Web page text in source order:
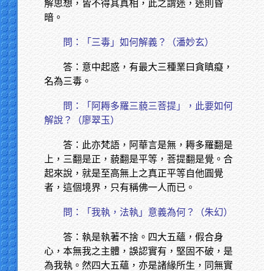
解思想，皆不得其真相，此之謂迷，迷則昏
暗。
問：「三毒」如何解義？（潘妙玄）
答：意中起惑，有最大三種業曰貪瞋癡，
名為三毒。
問：「阿耨多羅三藐三菩提」，此要如何
解說？（廖翠玉）
答：此亦梵語，阿華言是無，耨多羅翻是
上，三翻是正，藐翻是平等，菩提翻是覺。合
起來說，就是至高無上之真正平等自他圓覺
者，這個境界，只有稱佛一人而已。
問：「我執，法執」意義為何？（朱幻）
答：執是執著不捨。四大五蘊，假合身
心，本無我之主體，誤認實有，堅固不破，是
為我執。然四大五蘊，亦是諸緣所生，同無實